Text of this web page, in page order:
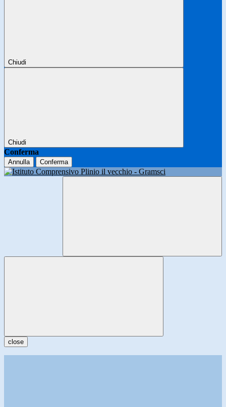
Chiudi
Chiudi
Conferma
Annulla Conferma
close